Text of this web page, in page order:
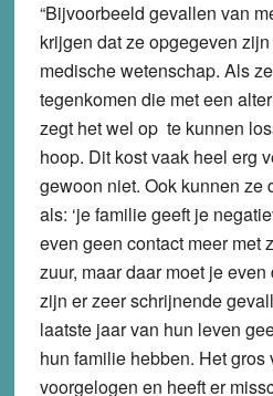
“Bijvoorbeeld gevallen van
krijgen dat ze opgegeven
medische wetenschap. Als
tegenkomen die met een
zegt het wel op te kunnen
hoop. Dit kost vaak heel erg
gewoon niet. Ook kunnen ze
als: ‘je familie geeft je
even geen contact meer met
zuur, maar daar moet je even
zijn er zeer schrijnende
laatste jaar van hun leven
hun familie hebben. Het
voorgelogen en heeft er